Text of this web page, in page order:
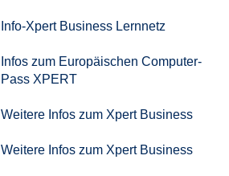
Info-Xpert Business Lernnetz
Infos zum Europäischen Computer-
Pass XPERT
Weitere Infos zum Xpert Business
Weitere Infos zum Xpert Business